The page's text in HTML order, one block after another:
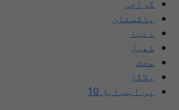
کراچی
پاکستان
دنیا
کھیل
صحت
بلاگز
پی ایس ایل 10